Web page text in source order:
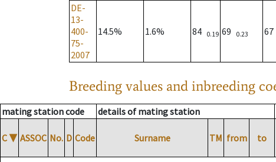
DE-
13-
400-
75-
2007
14.5% 1.6% 84 0.19 69 0.23 67
Breeding values and inbreeding
mating station code details of mating station
C ▼ ASSOC No. D Code Surname TM from to